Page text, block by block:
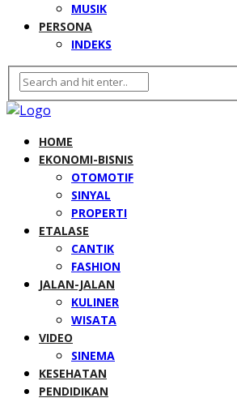
MUSIK
PERSONA
INDEKS
HOME
EKONOMI-BISNIS
OTOMOTIF
SINYAL
PROPERTI
ETALASE
CANTIK
FASHION
JALAN-JALAN
KULINER
WISATA
VIDEO
SINEMA
KESEHATAN
PENDIDIKAN